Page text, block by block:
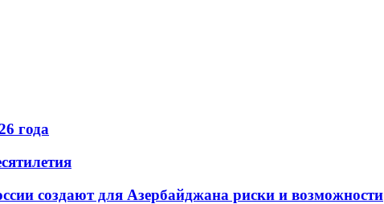
года
создают для Азербайджана риски и возможности